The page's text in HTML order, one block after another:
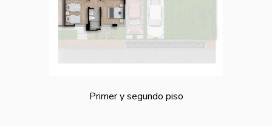
Primer y segundo piso